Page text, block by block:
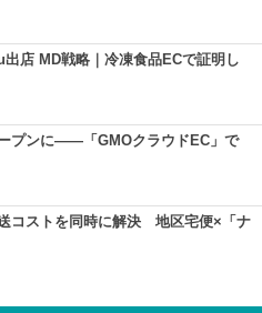
店 MD戦略｜冷凍食品ECで証明し
プンに――「GMOクラウドEC」で
コストを同時に解決 地区宅便×「ナ